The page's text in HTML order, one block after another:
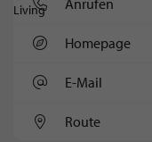
Anrufen
Homepage
E-Mail
Route